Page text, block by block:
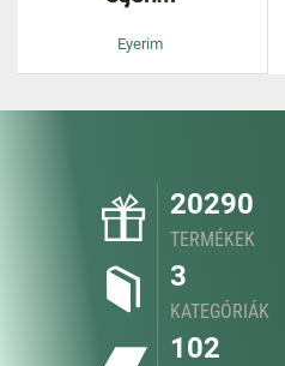
Eyerim
20290
TERMÉKEK
3
KATEGÓRIÁK
102